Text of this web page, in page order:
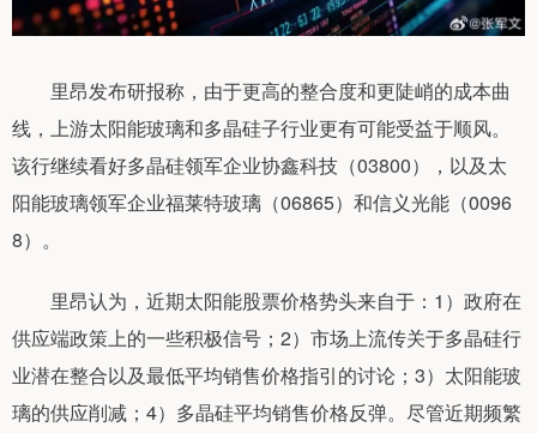
里昂发布研报称，由于更高的整合度和更陡峭的成本曲
线，上游太阳能玻璃和多晶硅子行业更有可能受益于顺风。
该行继续看好多晶硅领军企业协鑫科技（03800），以及太
阳能玻璃领军企业福莱特玻璃（06865）和信义光能（0096
8）。
里昂认为，近期太阳能股票价格势头来自于：1）政府在
供应端政策上的一些积极信号；2）市场上流传关于多晶硅行
业潜在整合以及最低平均销售价格指引的讨论；3）太阳能玻
璃的供应削减；4）多晶硅平均销售价格反弹。尽管近期频繁